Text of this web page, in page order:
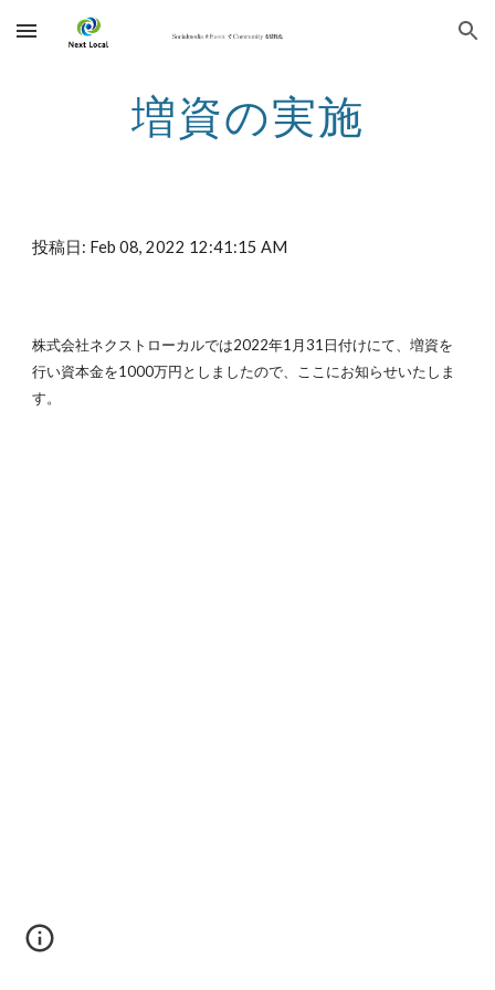
Skip to main content Skip to navigation
増資の実施
投稿日: Feb 08, 2022 12:41:15 AM
株式会社ネクストローカルでは2022年1月31日付けにて、増資を
行い資本金を1000万円としましたので、ここにお知らせいたしま
す。